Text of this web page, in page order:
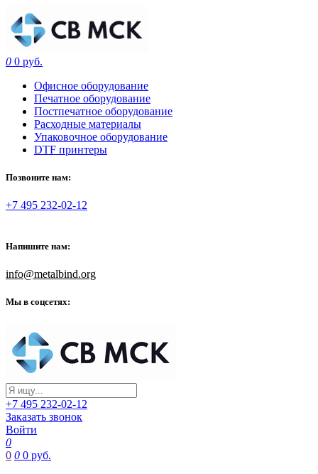
0 0 руб.
Офисное оборудование
Печатное оборудование
Постпечатное оборудование
Расходные материалы
Упаковочное оборудование
DTF принтеры
Позвоните нам:
+7 495 232-02-12
Напишите нам:
info@metalbind.org
Мы в соцсетях:
+7 495 232-02-12
Заказать звонок
Войти
0
0 0 0 руб.